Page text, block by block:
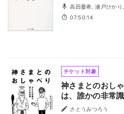
高田憂希, 瀬戸ひかり, 大泊貴揮, 増田いつか, 小林範雄,
高橋奈津江, 瑞沢渓, 菅野
07:50:14
チケット対象
神さまとのおし
は、誰かの非常
さとうみつろう